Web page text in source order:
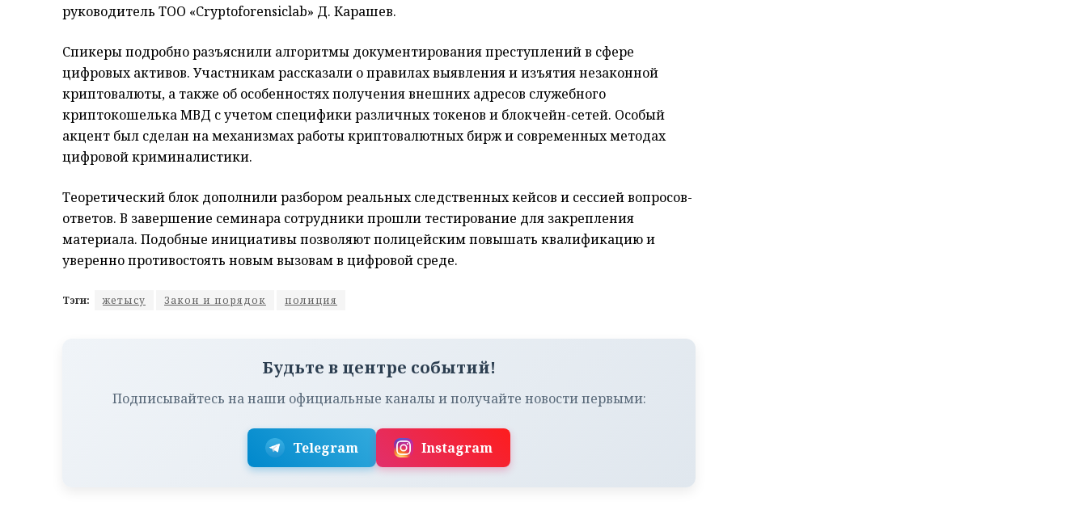
руководитель ТОО «Cryptoforensiclab» Д. Карашев.
Спикеры подробно разъяснили алгоритмы документирования преступлений в сфере
цифровых активов. Участникам рассказали о правилах выявления и изъятия незаконной
криптовалюты, а также об особенностях получения внешних адресов служебного
криптокошелька МВД с учетом специфики различных токенов и блокчейн-сетей. Особый
акцент был сделан на механизмах работы криптовалютных бирж и современных методах
цифровой криминалистики.
Теоретический блок дополнили разбором реальных следственных кейсов и сессией вопросов-
ответов. В завершение семинара сотрудники прошли тестирование для закрепления
материала. Подобные инициативы позволяют полицейским повышать квалификацию и
уверенно противостоять новым вызовам в цифровой среде.
Тэги: жетысу Закон и порядок полиция
Будьте в центре событий!
Подписывайтесь на наши официальные каналы и получайте новости первыми:
Telegram Instagram